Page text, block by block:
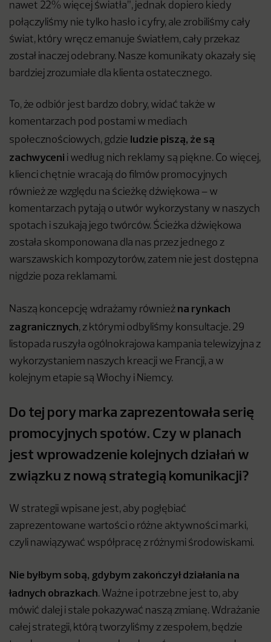
nawet 22% więcej światła”, jednak dopiero kiedy
połączyliśmy nie tylko hasło i cyfry, ale zrobiliśmy cały
świat, który wręcz emanuje światłem, cały przekaz
został inaczej odebrany. Nasze komunikaty okazały się
bardziej zrozumiałe dla klienta ostatecznego.
To, że odbiór jest bardzo dobry, widać także w
komentarzach pod postami w mediach
społecznościowych, gdzie ludzie piszą, że są
zachwyceni i według nich reklamy są piękne. Co więcej,
klienci chętnie wracają do filmów promocyjnych
również ze względu na ścieżkę dźwiękowa – w
komentarzach pytają o utwór wykorzystany w naszych
spotach i szukają jego twórców. Ścieżka dźwiękowa
została skomponowana dla nas przez jednego z
warszawskich kompozytorów, zatem nie jest dostępna
nigdzie poza reklamami.
Naszą koncepcję wdrażamy również na rynkach
zagranicznych, z którymi odbyliśmy konsultacje. 29
listopada ruszyła ogólnokrajowa kampania telewizyjna z
wykorzystaniem naszych kreacji we Francji, a w
kolejnym etapie są Włochy i Niemcy.
Do tej pory marka zaprezentowała serię
promocyjnych spotów. Czy w planach
jest wprowadzenie kolejnych działań w
związku z nową strategią komunikacji?
W strategii wpisane jest, aby pogłębiać
zaprezentowane wartości o różne aktywności marki,
czyli nawiązywać współpracę z różnymi środowiskami.
Nie byłbym sobą, gdybym zakończył działania na
ładnych obrazkach. Ważne i potrzebne jest to, aby
mówić dalej i stale pokazywać naszą zmianę. Wdrażanie
całej strategii, którą tworzyliśmy z zespołem, będzie